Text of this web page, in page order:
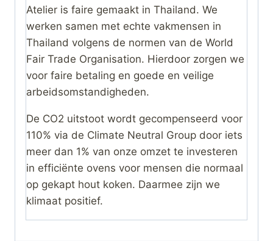
Atelier is faire gemaakt in Thailand. We
werken samen met echte vakmensen in
Thailand volgens de normen van de World
Fair Trade Organisation. Hierdoor zorgen we
voor faire betaling en goede en veilige
arbeidsomstandigheden.
De CO2 uitstoot wordt gecompenseerd voor
110% via de Climate Neutral Group door iets
meer dan 1% van onze omzet te investeren
in efficiënte ovens voor mensen die normaal
op gekapt hout koken. Daarmee zijn we
klimaat positief.